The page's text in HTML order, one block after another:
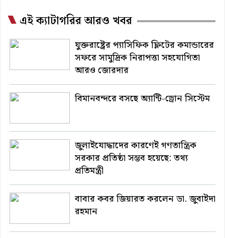
এই ক্যাটাগরির আরও খবর
যুক্তরাষ্ট্রের প্যাসিফিক ফ্লিটের কমান্ডারের
সফরে সামুদ্রিক নিরাপত্তা সহযোগিতা
আরও জোরদার
বিমানবন্দরে বসছে অ্যান্টি-ড্রোন সিস্টেম
জুলাইযোদ্ধাদের কারণেই গণতান্ত্রিক
সরকার প্রতিষ্ঠা সম্ভব হয়েছে: তথ্য
প্রতিমন্ত্রী
বাবার কবর জিয়ারত করলেন ডা. জুবাইদা
রহমান